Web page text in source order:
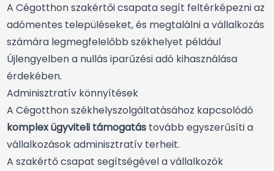
A Cégotthon szakértői csapata segít feltérképezni az
adómentes településeket, és megtalálni a vállalkozás
számára legmegfelelőbb székhelyet például
Újlengyelben a nullás iparűzési adó kihasználása
érdekében.
Adminisztratív könnyítések
A Cégotthon székhelyszolgáltatásához kapcsolódó
komplex ügyviteli támogatás tovább egyszerűsíti a
vállalkozások adminisztratív terheit.
A szakértő csapat segítségével a vállalkozók